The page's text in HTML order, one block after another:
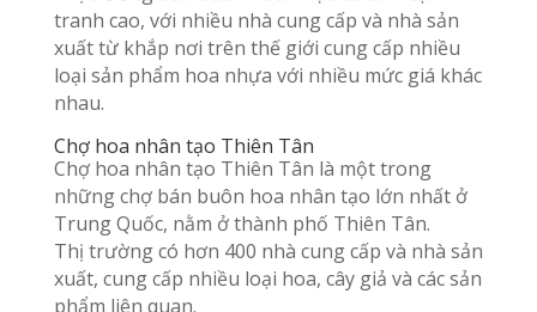
tranh cao, với nhiều nhà cung cấp và nhà sản
xuất từ khắp nơi trên thế giới cung cấp nhiều
loại sản phẩm hoa nhựa với nhiều mức giá khác
nhau.
Chợ hoa nhân tạo Thiên Tân
Chợ hoa nhân tạo Thiên Tân là một trong
những chợ bán buôn hoa nhân tạo lớn nhất ở
Trung Quốc, nằm ở thành phố Thiên Tân.
Thị trường có hơn 400 nhà cung cấp và nhà sản
xuất, cung cấp nhiều loại hoa, cây giả và các sản
phẩm liên quan.